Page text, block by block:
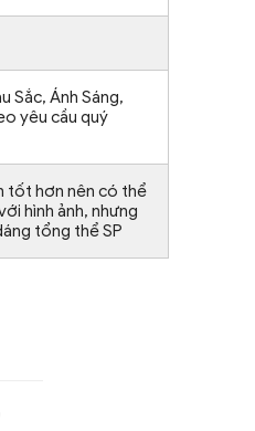
Sắc, Ánh Sáng,
yêu cầu quý
tốt hơn nên có thể
hình ảnh, nhưng
tổng thể SP